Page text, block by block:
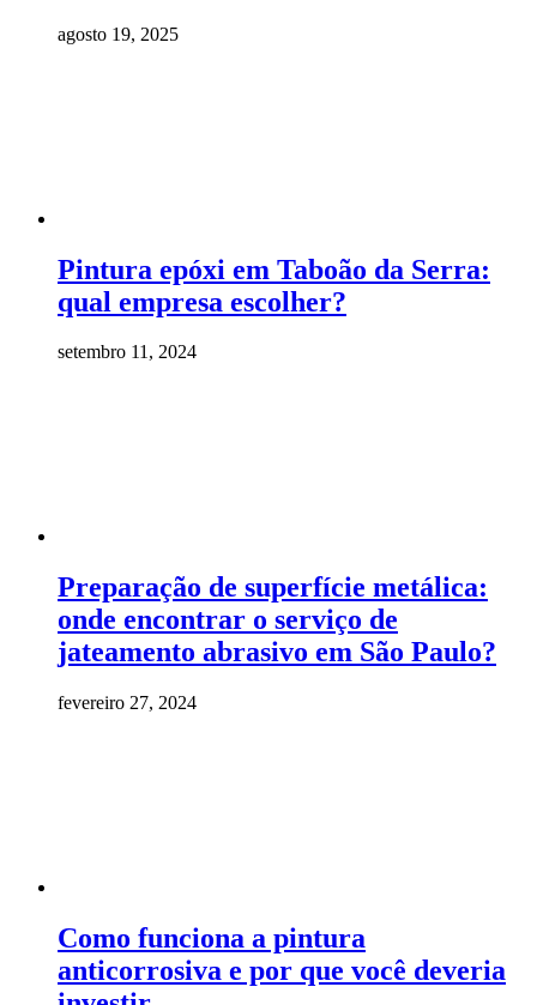
agosto 19, 2025
Pintura epóxi em Taboão da Serra:
qual empresa escolher?
setembro 11, 2024
Preparação de superfície metálica:
onde encontrar o serviço de
jateamento abrasivo em São Paulo?
fevereiro 27, 2024
Como funciona a pintura
anticorrosiva e por que você deveria